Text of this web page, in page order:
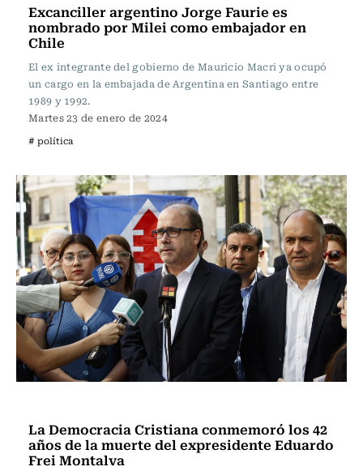
Excanciller argentino Jorge Faurie es
nombrado por Milei como embajador en
Chile
El ex integrante del gobierno de Mauricio Macri ya ocupó
un cargo en la embajada de Argentina en Santiago entre
1989 y 1992.
Martes 23 de enero de 2024
# política
La Democracia Cristiana conmemoró los 42
años de la muerte del expresidente Eduardo
Frei Montalva